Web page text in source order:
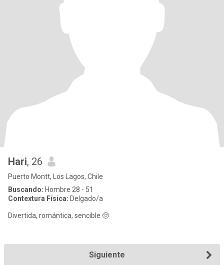
Hari, 26
Puerto Montt, Los Lagos, Chile
Buscando: Hombre 28 - 51
Contextura Física: Delgado/a
Divertida, romántica, sencible 🥺
Siguiente